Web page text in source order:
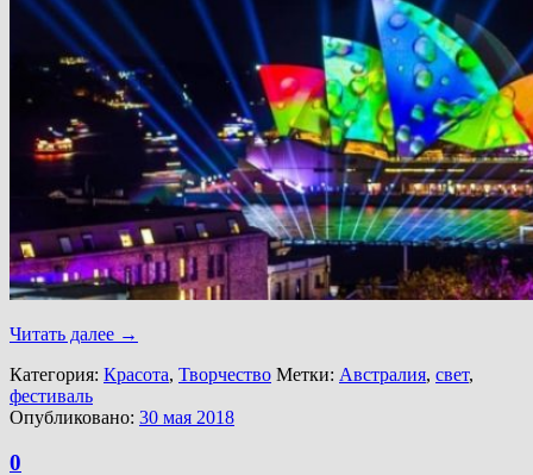
Читать далее →
Категория: Красота, Творчество Метки: Австралия, свет,
фестиваль
Опубликовано: 30 мая 2018
0